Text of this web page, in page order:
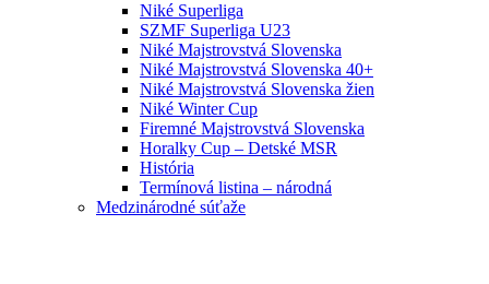
Niké Superliga
SZMF Superliga U23
Niké Majstrovstvá Slovenska
Niké Majstrovstvá Slovenska 40+
Niké Majstrovstvá Slovenska žien
Niké Winter Cup
Firemné Majstrovstvá Slovenska
Horalky Cup – Detské MSR
História
Termínová listina – národná
Medzinárodné súťaže